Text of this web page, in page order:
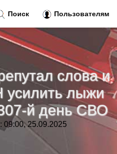
слова и
лыжи
й день СВО
09:00, 25.09.2025
Поиск Пользователям